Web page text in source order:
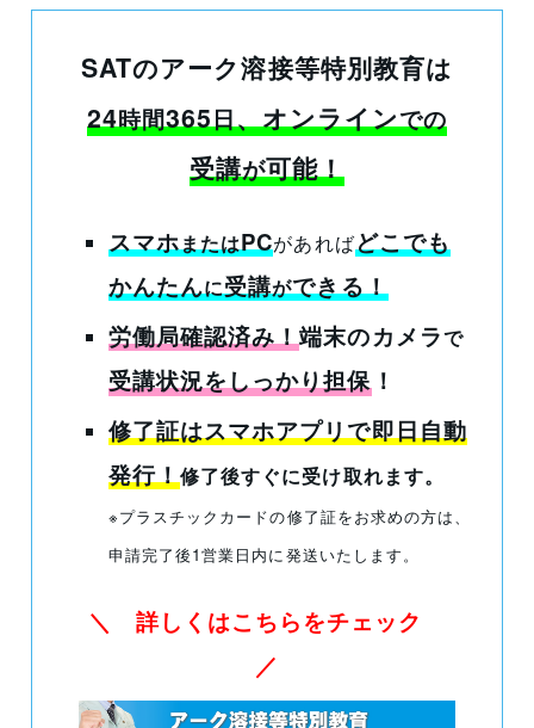
SATのアーク溶接等特別教育は
24時間365日、オンラインでの
受講が可能！
スマホまたはPCがあればどこでも
かんたんに受講ができる！
労働局確認済み！端末のカメラで
受講状況をしっかり担保！
修了証はスマホアプリで即日自動
発行！修了後すぐに受け取れます。
※プラスチックカードの修了証をお求めの方は、
申請完了後1営業日内に発送いたします。
＼ 詳しくはこちらをチェック
／